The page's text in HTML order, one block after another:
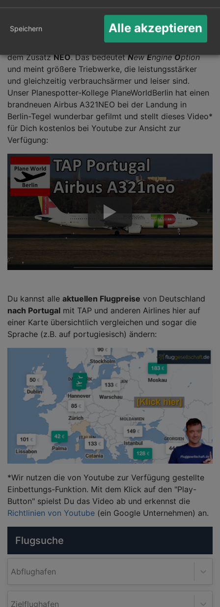
Möglichkeiten "Executive" und "Top Executive". Infos
dazu auch hier:
Flüge TAP Portugal
TAP setzt verstärkt auf die Airbus Flugzeugmuster mit
dem ZusatzNEO. Das bedeutetNewEngineOption
und meint größere Triebwerke, die leistungsstärker
und gleichzeitig verbrauchsärmer und leiser sind.
Unser Planespotter-Kollege PlaneWorldBerlin hat einen
brandneuen Airbus A321NEO bei der Landung in
Berlin-Tegel wunderbar gefilmt und stellt dieses Video*
für Dich kostenlos bei Youtube zur Ansicht zur
Verfügung:
Du kannst alle aktuellen Flugpreise von Deutschland
nach Portugal mit TAP und anderen Airlines hier auf
einer Karte übersichtlich vergleichen und sogar die
Sprache (z.B. auf portugiesisch) ändern:
*Wir nutzen die von Youtube zur Verfügung gestellte
Einbettungs-Funktion. Mit dem Klick auf den "Play-
Button" spielst Du das Video ab und erkennst die
Richtlinien von Youtube (ein Google Unternehmen) an.
Flugsuche
Abflughafen
Zielflughafen
Speichern Alle akzeptieren